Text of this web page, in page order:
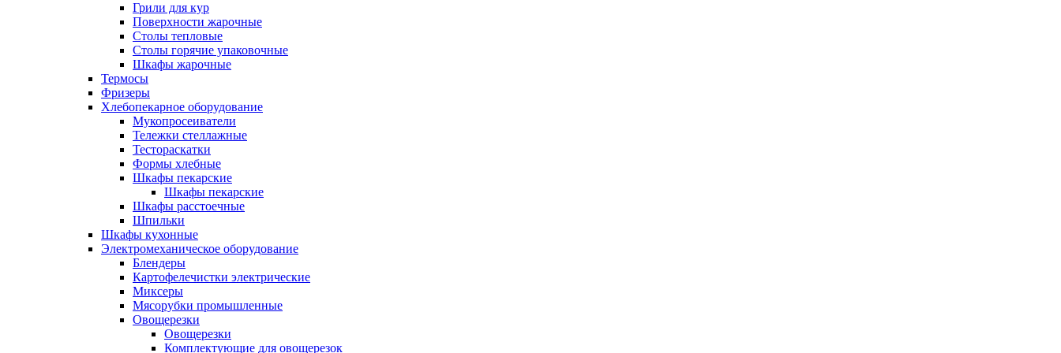
Грили для кур
Поверхности жарочные
Столы тепловые
Столы горячие упаковочные
Шкафы жарочные
Термосы
Фризеры
Хлебопекарное оборудование
Мукопросеиватели
Тележки стеллажные
Тестораскатки
Формы хлебные
Шкафы пекарские
Шкафы пекарские
Шкафы расстоечные
Шпильки
Шкафы кухонные
Электромеханическое оборудование
Блендеры
Картофелечистки электрические
Миксеры
Мясорубки промышленные
Овощерезки
Овощерезки
Комплектующие для овощерезок